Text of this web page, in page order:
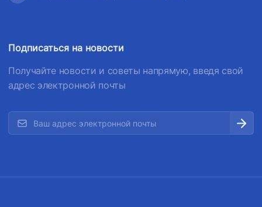
Подписаться на новости
Получайте новости и советы напрямую, введя свой
адрес электронной почты